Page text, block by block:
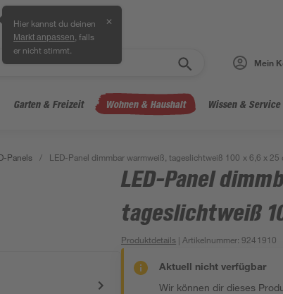
Hier kannst du deinen
Markt anpassen , falls
er nicht stimmt.
✕
Mein
Garten & Freizeit Wohnen & Haushalt Wissen & Service
Panels / LED-Panel dimmbar warmweiß, tageslichtweiß 100 x 6,6 x 25
LED-Panel
tageslichtweiß
Produktdetails | Artikelnummer:9241910
Aktuell nicht verfügbar
Wir können dir dieses